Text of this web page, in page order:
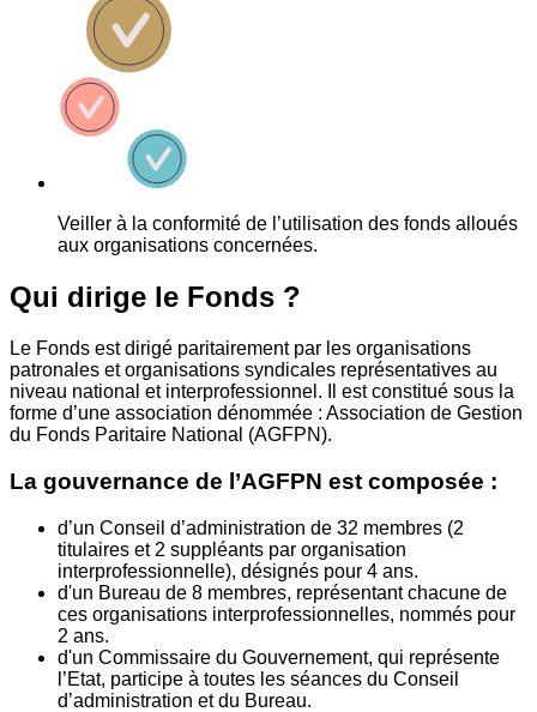
Veiller à la conformité de l’utilisation des fonds alloués
aux organisations concernées.
Qui dirige le Fonds ?
Le Fonds est dirigé paritairement par les organisations
patronales et organisations syndicales représentatives au
niveau national et interprofessionnel. Il est constitué sous la
forme d’une association dénommée : Association de Gestion
du Fonds Paritaire National (AGFPN).
La gouvernance de l’AGFPN est composée :
d’un Conseil d’administration de 32 membres (2
titulaires et 2 suppléants par organisation
interprofessionnelle), désignés pour 4 ans.
d'un Bureau de 8 membres, représentant chacune de
ces organisations interprofessionnelles, nommés pour
2 ans.
d'un Commissaire du Gouvernement, qui représente
l’Etat, participe à toutes les séances du Conseil
d’administration et du Bureau.